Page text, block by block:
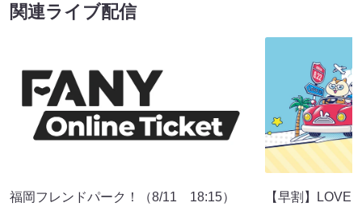
関連ライブ配信
福岡フレンドパーク！（8/11 18:15）
【早割】LOVE